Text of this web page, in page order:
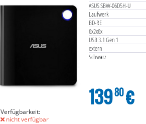
ASUS SBW-06D5H-U
Laufwerk
BD-RE
6x2x6x
USB 3.1 Gen 1
extern
Schwarz
13980€
Verfügbarkeit:
nicht verfügbar